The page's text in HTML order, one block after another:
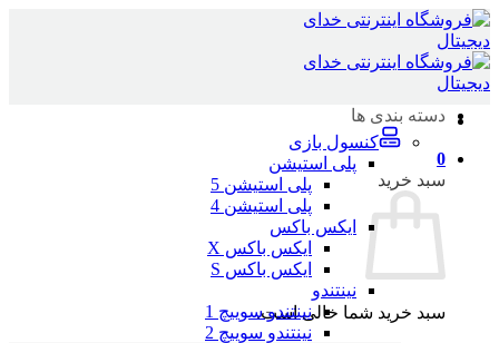
Skip
to
content
0
سبد خرید
سبد خرید شما خالی است.
دسته بندی ها
کنسول بازی
پلی استیشن
پلی استیشن 5
پلی استیشن 4
ایکس باکس
ایکس باکس X
ایکس باکس S
نینتندو
نینتندو سوییچ 1
نینتندو سوییچ 2